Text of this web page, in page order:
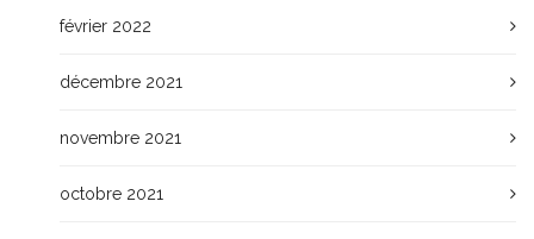
février 2022
décembre 2021
novembre 2021
octobre 2021